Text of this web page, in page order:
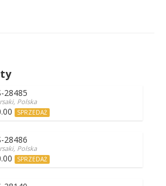
28485
Polska
SPRZEDAŻ
28486
Polska
SPRZEDAŻ